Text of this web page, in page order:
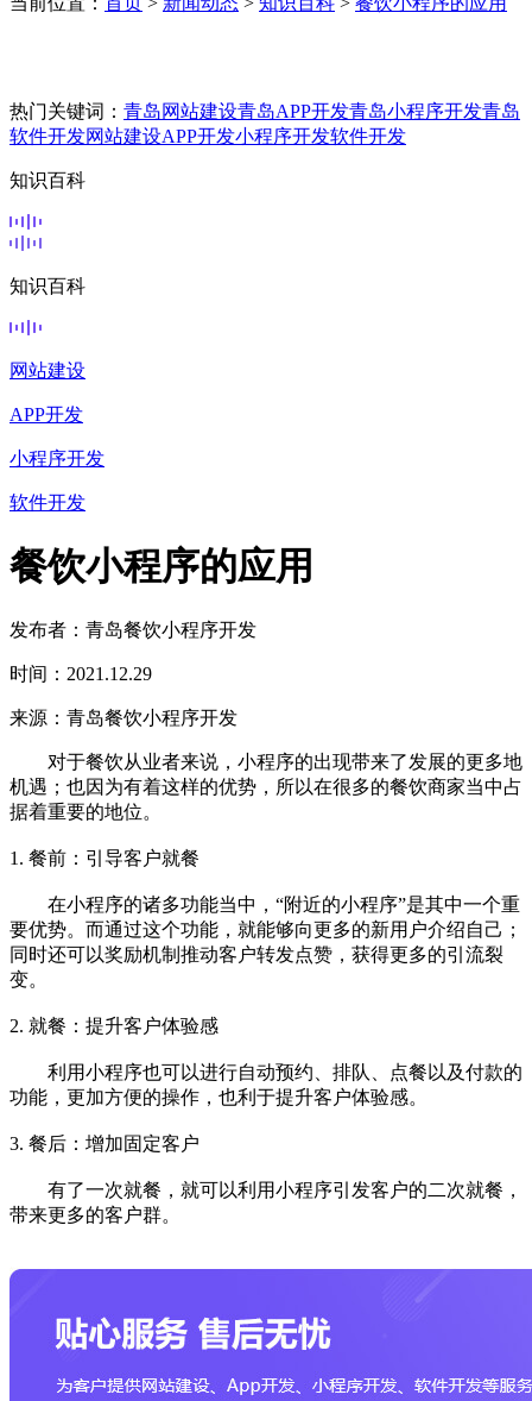
热门关键词： 青岛网站建设青岛APP开发青岛小程序开发青岛
软件开发网站建设APP开发小程序开发软件开发
知识百科
知识百科
网站建设
APP开发
小程序开发
软件开发
餐饮小程序的应用
发布者：青岛餐饮小程序开发
时间：2021.12.29
来源：青岛餐饮小程序开发
对于餐饮从业者来说，小程序的出现带来了发展的更多地
机遇；也因为有着这样的优势，所以在很多的餐饮商家当中占
据着重要的地位。
1. 餐前：引导客户就餐
在小程序的诸多功能当中，“附近的小程序”是其中一个重
要优势。而通过这个功能，就能够向更多的新用户介绍自己；
同时还可以奖励机制推动客户转发点赞，获得更多的引流裂
变。
2. 就餐：提升客户体验感
利用小程序也可以进行自动预约、排队、点餐以及付款的
功能，更加方便的操作，也利于提升客户体验感。
3. 餐后：增加固定客户
有了一次就餐，就可以利用小程序引发客户的二次就餐，
带来更多的客户群。